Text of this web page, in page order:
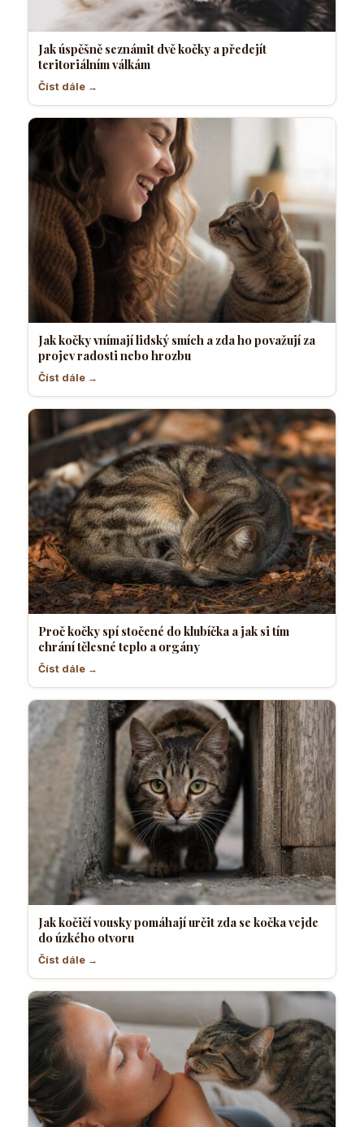
Jak úspěšně seznámit dvě kočky a předejít
teritoriálním válkám
Číst dále →
Jak kočky vnímají lidský smích a zda ho považují za
projev radosti nebo hrozbu
Číst dále →
Proč kočky spí stočené do klubíčka a jak si tím
chrání tělesné teplo a orgány
Číst dále →
Jak kočičí vousky pomáhají určit zda se kočka vejde
do úzkého otvoru
Číst dále →